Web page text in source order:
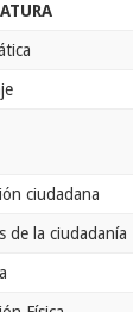
ciudadana
de la ciudadanía